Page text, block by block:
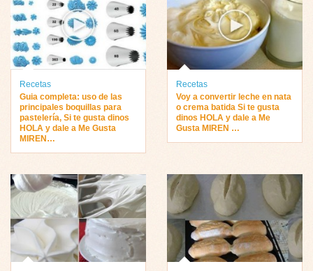
Recetas
Guia completa: uso de las
principales boquillas para
pastelería, Si te gusta dinos
HOLA y dale a Me Gusta
MIREN…
Recetas
Voy a convertir leche en nata
o crema batida Si te gusta
dinos HOLA y dale a Me
Gusta MIREN …